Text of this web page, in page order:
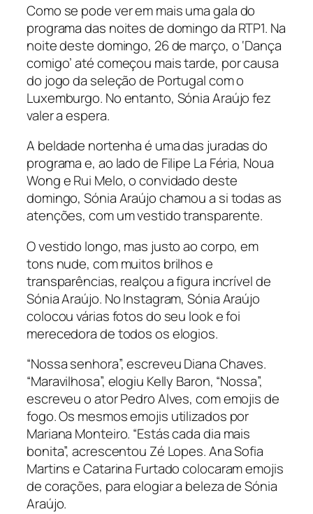
Como se pode ver em mais uma gala do
programa das noites de domingo da RTP1. Na
noite deste domingo, 26 de março, o ‘Dança
comigo’ até começou mais tarde, por causa
do jogo da seleção de Portugal com o
Luxemburgo. No entanto, Sónia Araújo fez
valer a espera.
A beldade nortenha é uma das juradas do
programa e, ao lado de Filipe La Féria, Noua
Wong e Rui Melo, o convidado deste
domingo, Sónia Araújo chamou a si todas as
atenções, com um vestido transparente.
O vestido longo, mas justo ao corpo, em
tons nude, com muitos brilhos e
transparências, realçou a figura incrível de
Sónia Araújo. No Instagram, Sónia Araújo
colocou várias fotos do seu look e foi
merecedora de todos os elogios.
“Nossa senhora”, escreveu Diana Chaves.
“Maravilhosa”, elogiu Kelly Baron, “Nossa”,
escreveu o ator Pedro Alves, com emojis de
fogo. Os mesmos emojis utilizados por
Mariana Monteiro. “Estás cada dia mais
bonita”, acrescentou Zé Lopes. Ana Sofia
Martins e Catarina Furtado colocaram emojis
de corações, para elogiar a beleza de Sónia
Araújo.